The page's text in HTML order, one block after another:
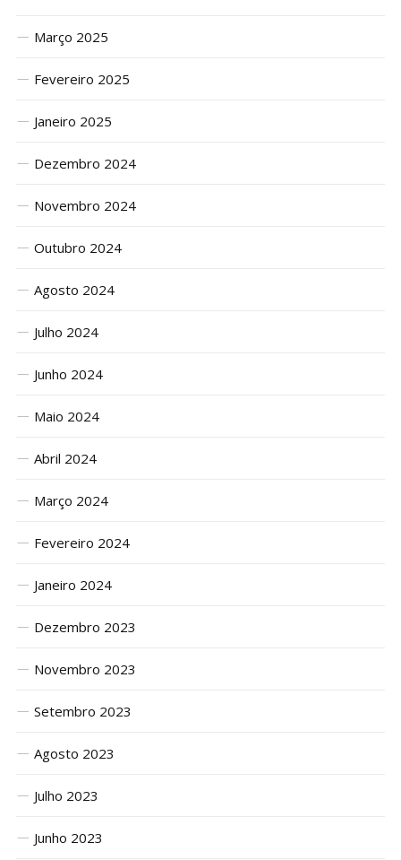
Março 2025
Fevereiro 2025
Janeiro 2025
Dezembro 2024
Novembro 2024
Outubro 2024
Agosto 2024
Julho 2024
Junho 2024
Maio 2024
Abril 2024
Março 2024
Fevereiro 2024
Janeiro 2024
Dezembro 2023
Novembro 2023
Setembro 2023
Agosto 2023
Julho 2023
Junho 2023